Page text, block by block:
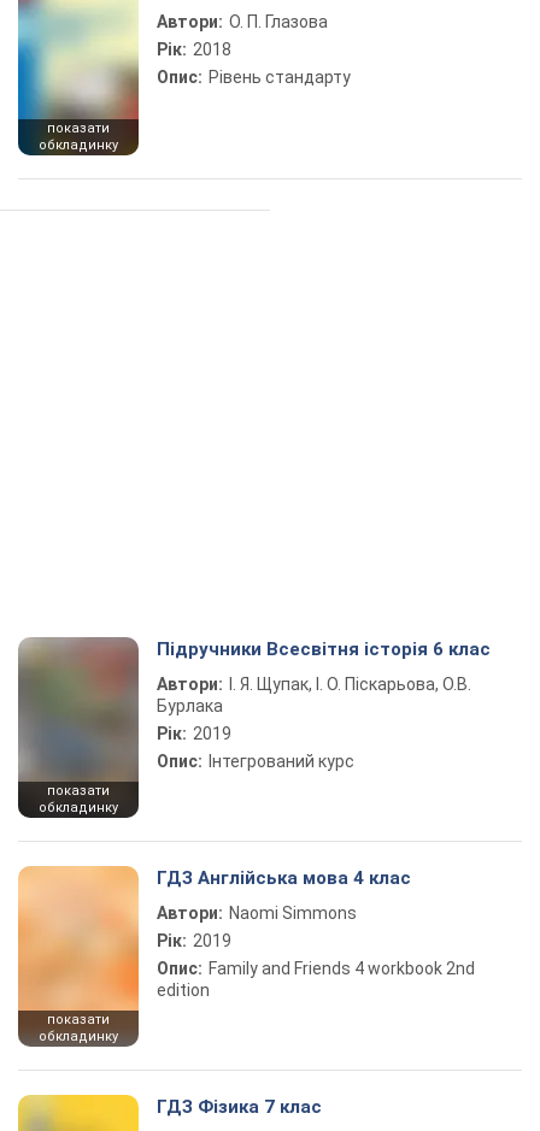
показати
обкладинку
Автори: О. П. Глазова
Рік: 2018
Опис: Рівень стандарту
показати
обкладинку
Підручники Всесвітня історія 6 клас
Автори:
І. Я. Щупак, І. О. Піскарьова, О.В.
Бурлака
Рік: 2019
Опис: Інтегрований курс
показати
обкладинку
ГДЗ Англійська мова 4 клас
Автори: Naomi Simmons
Рік: 2019
Опис: Family and Friends 4 workbook 2nd
edition
ГДЗ Фізика 7 клас